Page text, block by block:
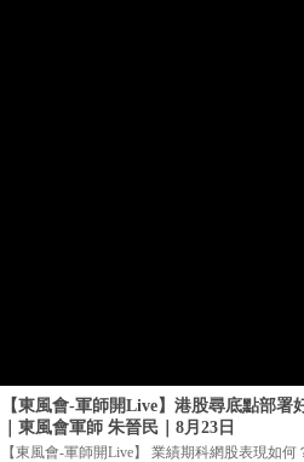
【東風會-軍師開Live】港股尋底點部
｜東風會軍師 朱晉民｜8月23日
【東風會-軍師開Live】 業績期科網股表現如